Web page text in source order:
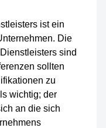
ist ein
Die
sind
sollten
zu
wichtig; der
an die sich